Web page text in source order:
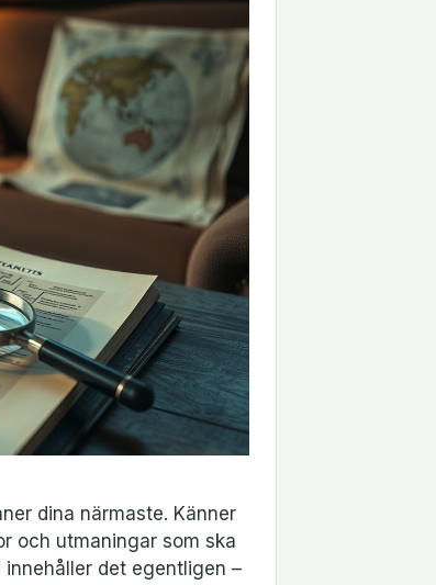
dina närmaste. Känner
och utmaningar som ska
det egentligen –